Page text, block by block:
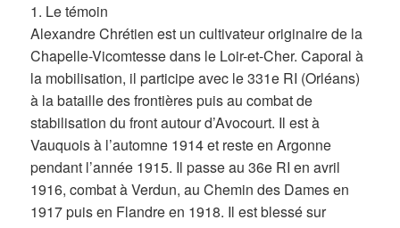
1. Le témoin
Alexandre Chrétien est un cultivateur originaire de la
Chapelle-Vicomtesse dans le Loir-et-Cher. Caporal à
la mobilisation, il participe avec le 331e RI (Orléans)
à la bataille des frontières puis au combat de
stabilisation du front autour d’Avocourt. Il est à
Vauquois à l’automne 1914 et reste en Argonne
pendant l’année 1915. Il passe au 36e RI en avril
1916, combat à Verdun, au Chemin des Dames en
1917 puis en Flandre en 1918. Il est blessé sur